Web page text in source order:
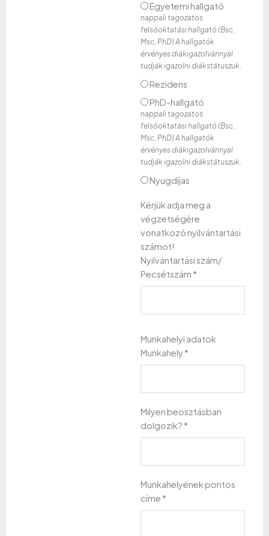
Egyetemi hallgató
nappali tagozatos
felsőoktatási hallgató (Bsc,
Msc, PhD) A hallgatók
érvényes diákigazolvánnyal
tudják igazolni diákstátuszuk.
Rezidens
PhD-hallgató
nappali tagozatos
felsőoktatási hallgató (Bsc,
Msc, PhD) A hallgatók
érvényes diákigazolvánnyal
tudják igazolni diákstátuszuk.
Nyugdíjas
Kérjük adja meg a
végzetségére
vonatkozó nyilvántartási
számot!
Nyilvántartási szám/
Pecsétszám *
Munkahelyi adatok
Munkahely *
Milyen beosztásban
dolgozik? *
Munkahelyének pontos
címe *